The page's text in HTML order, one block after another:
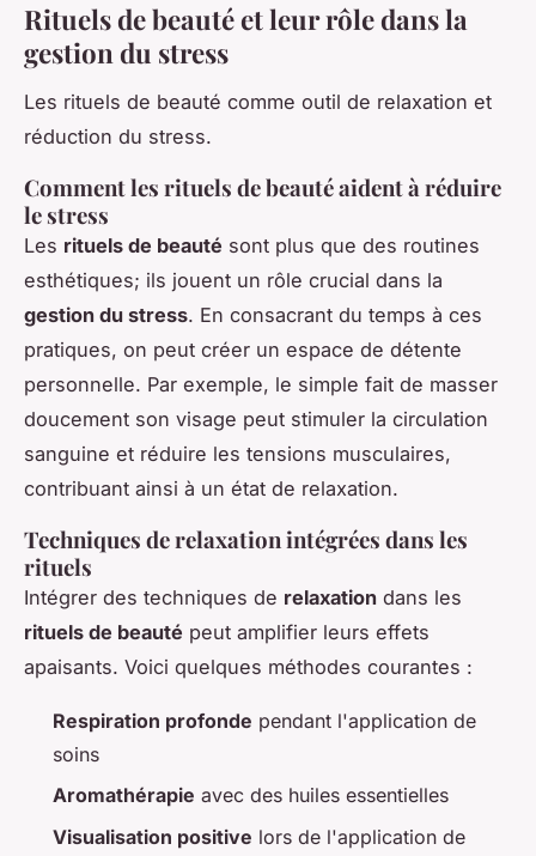
Rituels de beauté et leur rôle dans la
gestion du stress
Les rituels de beauté comme outil de relaxation et
réduction du stress.
Comment les rituels de beauté aident à réduire
le stress
Les rituels de beauté sont plus que des routines
esthétiques; ils jouent un rôle crucial dans la
gestion du stress. En consacrant du temps à ces
pratiques, on peut créer un espace de détente
personnelle. Par exemple, le simple fait de masser
doucement son visage peut stimuler la circulation
sanguine et réduire les tensions musculaires,
contribuant ainsi à un état de relaxation.
Techniques de relaxation intégrées dans les
rituels
Intégrer des techniques de relaxation dans les
rituels de beauté peut amplifier leurs effets
apaisants. Voici quelques méthodes courantes :
Respiration profonde pendant l'application de
soins
Aromathérapie avec des huiles essentielles
Visualisation positive lors de l'application de